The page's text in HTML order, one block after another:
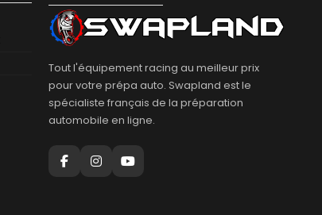
Tout l'équipement racing au meilleur prix
pour votre prépa auto. Swapland est le
spécialiste français de la préparation
automobile en ligne.